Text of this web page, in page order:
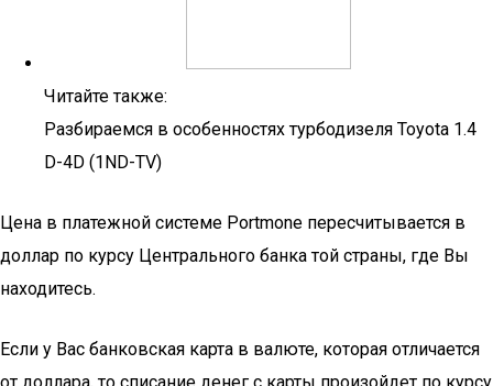
Читайте также:
Разбираемся в особенностях турбодизеля Toyota 1.4
D-4D (1ND-TV)
Цена в платежной системе Portmone пересчитывается в
доллар по курсу Центрального банка той страны, где Вы
находитесь.
Если у Вас банковская карта в валюте, которая отличается